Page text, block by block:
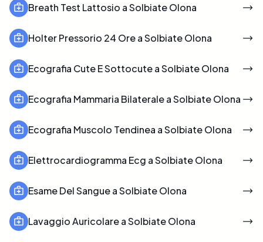
Breath Test Lattosio a Solbiate Olona
Holter Pressorio 24 Ore a Solbiate Olona
Ecografia Cute E Sottocute a Solbiate Olona
Ecografia Mammaria Bilaterale a Solbiate Olona
Ecografia Muscolo Tendinea a Solbiate Olona
Elettrocardiogramma Ecg a Solbiate Olona
Esame Del Sangue a Solbiate Olona
Lavaggio Auricolare a Solbiate Olona